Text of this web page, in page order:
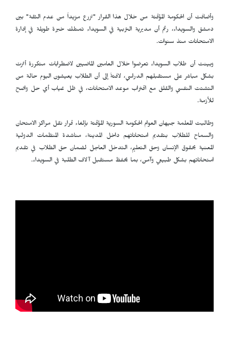
وأضافت أن الحكومة المؤقتة من خلال هذا القرار "تزرع مزيداً من عدم الثقة" بين
دمشق والسويداء، رغم أن مديرية التربية في السويداء تمتلك خبرة طويلة في إدارة
الامتحانات منذ سنوات.
وبينت أن طلاب السويداء تعرضوا خلال العامين الماضيين لاضطرابات متكررة أثرت
بشكل مباشر على مستقبلهم الدراسي، لافتةً إلى أن الطلاب يعيشون اليوم حالة من
التشتت النفسي والقلق مع اقتراب موعد الامتحانات، في ظل غياب أي حل واضح
للأزمة.
وطالبت المعلمة جيهان العوام الحكومة السورية المؤقتة بإلغاء قرار نقل مراكز الامتحان
والسماح للطلاب بتقديم امتحاناتهم داخل المدينة، مناشدة المنظمات الدولية
المعنية بحقوق الإنسان وحق التعليم، التدخل العاجل لضمان حق الطلاب في تقديم
امتحاناتهم بشكل طبيعي وآمن، بما يحفظ مستقبل آلاف الطلبة في السويداء.